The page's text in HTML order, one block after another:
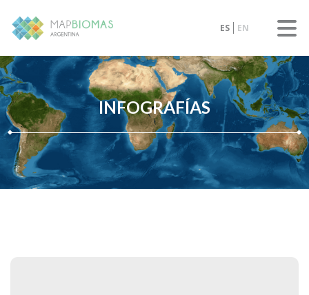
ES EN
INFOGRAFÍAS